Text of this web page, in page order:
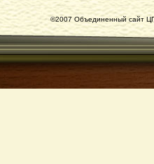
©2007 Объединенный сайт